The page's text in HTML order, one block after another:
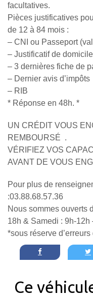
facultatives.
Pièces justificatives
de 12 à 84 mois :
– CNI ou Passeport
– Justificatif de
– 3 dernières fiche de
– Dernier avis d’impôts
– RIB
* Réponse en 48h. *
UN CRÉDIT VOUS
REMBOURSÉ .
VÉRIFIEZ VOS
AVANT DE VOUS
Pour plus de
:03.88.68.57.36
Nous sommes ouverts
18h & Samedi : 9h-12h
*sous réserve
Ce